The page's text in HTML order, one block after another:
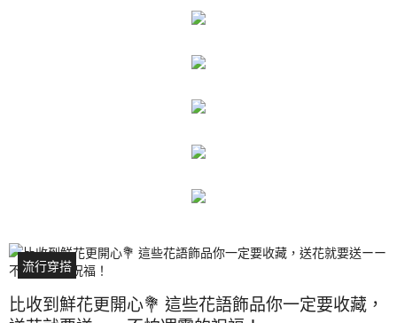
流行穿搭
比收到鮮花更開心💐 這些花語飾品你一定要收藏，